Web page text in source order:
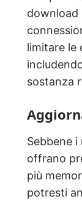
download
limitare le
sostanza
Sebbene i
offrano
più
potresti